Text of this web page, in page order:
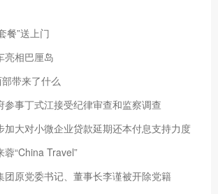
餐”送上门
亮相巴厘岛
带来了什么
参事丁式江接受纪律审查和监察调查
加大对小微企业贷款延期还本付息支持力度
蓉“China Travel”
团原党委书记、董事长李谨被开除党籍